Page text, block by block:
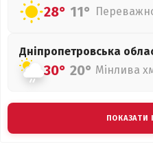
28° 11°
Дніпропетровська
30° 20° Мінлива
ПОКАЗАТИ